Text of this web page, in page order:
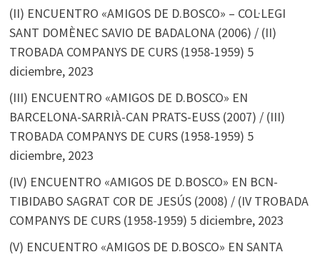
(II) ENCUENTRO «AMIGOS DE D.BOSCO» – COL·LEGI
SANT DOMÈNEC SAVIO DE BADALONA (2006) / (II)
TROBADA COMPANYS DE CURS (1958-1959) 5
diciembre, 2023
(III) ENCUENTRO «AMIGOS DE D.BOSCO» EN
BARCELONA-SARRIÀ-CAN PRATS-EUSS (2007) / (III)
TROBADA COMPANYS DE CURS (1958-1959) 5
diciembre, 2023
(IV) ENCUENTRO «AMIGOS DE D.BOSCO» EN BCN-
TIBIDABO SAGRAT COR DE JESÚS (2008) / (IV TROBADA
COMPANYS DE CURS (1958-1959) 5 diciembre, 2023
(V) ENCUENTRO «AMIGOS DE D.BOSCO» EN SANTA